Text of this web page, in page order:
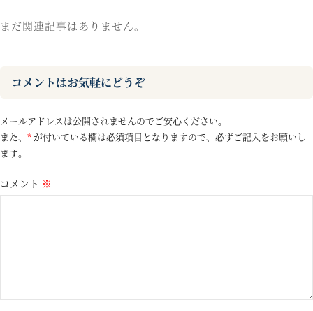
まだ関連記事はありません。
コメントはお気軽にどうぞ
メールアドレスは公開されませんのでご安心ください。
また、 * が付いている欄は必須項目となりますので、必ずご記入をお願いし
ます。
コメント ※